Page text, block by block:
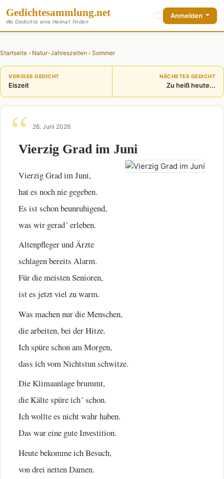
Gedichtesammlung.net
Wo Gedichte eine Heimat finden
Anmelden
Startseite › Natur-Jahreszeiten › Sommer
VORIGES GEDICHT
Eiszeit
NÄCHSTES GEDICHT
Zu heiß heute...
26. Juni 2026
Vierzig Grad im Juni
Vierzig Grad im Juni,
hat es noch nie gegeben.
Es ist schon beunruhigend,
was wir gerad´ erleben.
Altenpfleger und Ärzte
schlagen bereits Alarm.
Für die meisten Senioren,
ist es jetzt viel zu warm.
Was machen nur die Menschen,
die arbeiten, bei der Hitze.
Ich spüre schon am Morgen,
dass ich vom Nichtstun schwitze.
Die Klimaanlage brummt,
die Kälte spüre ich´ schon.
Ich wollte es nicht wahr haben.
Das war eine gute Investition.
Heute bekomme ich Besuch,
von drei netten Damen.